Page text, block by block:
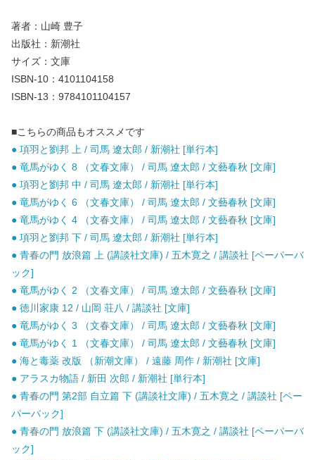
著者：山崎 豊子
出版社：新潮社
サイズ：文庫
ISBN-10：4101104158
ISBN-13：9784101104157
■こちらの商品もオススメです
● 項羽と劉邦 上 / 司馬 遼太郎 / 新潮社 [単行本]
● 竜馬がゆく 8 （文春文庫） / 司馬 遼太郎 / 文藝春秋 [文庫]
● 項羽と劉邦 中 / 司馬 遼太郎 / 新潮社 [単行本]
● 竜馬がゆく 6 （文春文庫） / 司馬 遼太郎 / 文藝春秋 [文庫]
● 竜馬がゆく 4 （文春文庫） / 司馬 遼太郎 / 文藝春秋 [文庫]
● 項羽と劉邦 下 / 司馬 遼太郎 / 新潮社 [単行本]
● 青春の門 放浪篇 上 (講談社文庫) / 五木寛之 / 講談社 [ペーパーバ
ック]
● 竜馬がゆく 2 （文春文庫） / 司馬 遼太郎 / 文藝春秋 [文庫]
● 徳川家康 12 / 山岡 荘八 / 講談社 [文庫]
● 竜馬がゆく 3 （文春文庫） / 司馬 遼太郎 / 文藝春秋 [文庫]
● 竜馬がゆく 1 （文春文庫） / 司馬 遼太郎 / 文藝春秋 [文庫]
● 海と毒薬 改版 （新潮文庫） / 遠藤 周作 / 新潮社 [文庫]
● アラスカ物語 / 新田 次郎 / 新潮社 [単行本]
● 青春の門 第2部 自立篇 下 (講談社文庫) / 五木寛之 / 講談社 [ペー
パーバック]
● 青春の門 放浪篇 下 (講談社文庫) / 五木寛之 / 講談社 [ペーパーバ
ック]